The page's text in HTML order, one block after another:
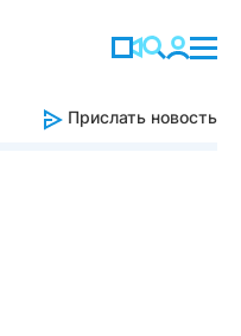
Прислать новость